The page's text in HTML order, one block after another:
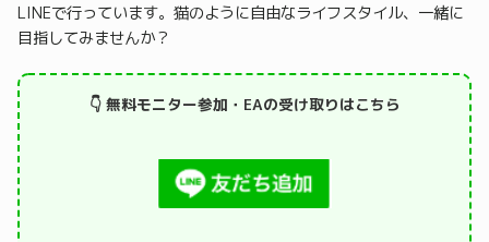
LINEで行っています。猫のように自由なライフスタイル、一緒に
目指してみませんか？
👇 無料モニター参加・EAの受け取りはこちら